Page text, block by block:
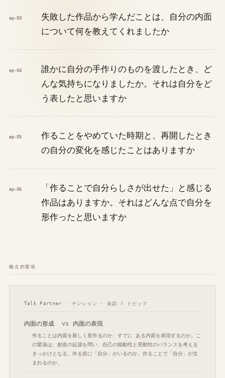
ep-03
失敗した作品から学んだことは、自分の内面
について何を教えてくれましたか
ep-04
誰かに自分の手作りのものを渡したとき、ど
んな気持ちになりましたか。それは自分をど
う表したと思いますか
ep-05
作ることをやめていた時期と、再開したとき
の自分の変化を感じたことはありますか
ep-06
「作ることで自分らしさが出せた」と感じる
作品はありますか。それはどんな点で自分を
形作ったと思いますか
概念的緊張
Talk Partner · テンション · 会話 / トピック
内面の形成 vs 内面の表現
作ることは内面を新しく形作るのか、すでに ある内面を表現するのか。こ
の緊張は、創造の起源を問い、自己の能動性と受動性のバランスを考える
きっかけとなる。作る前に「自分」がいるのか、作ることで「自分」が生
まれるのか。